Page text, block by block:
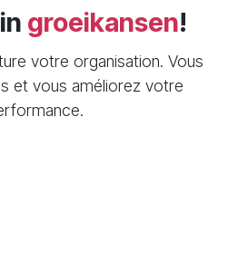
groeikansen!
votre organisation. Vous
et vous améliorez votre